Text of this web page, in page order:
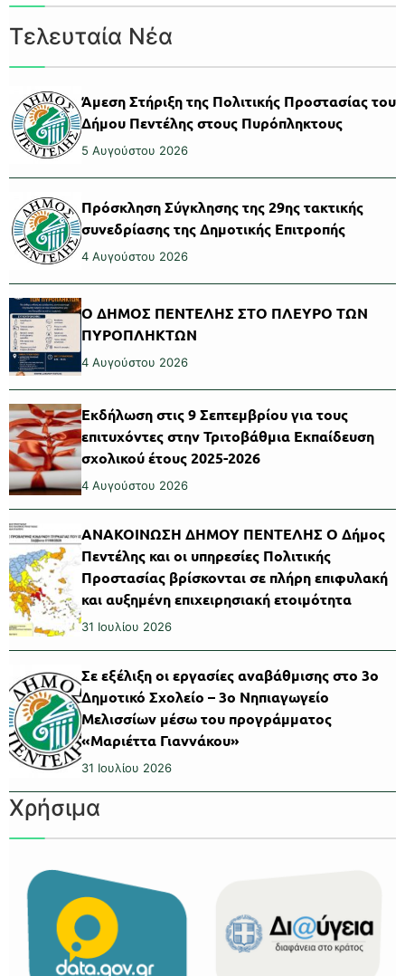
Τελευταία Νέα
Άμεση Στήριξη της Πολιτικής Προστασίας του
Δήμου Πεντέλης στους Πυρόπληκτους
5 Αυγούστου 2026
Πρόσκληση Σύγκλησης της 29ης τακτικής
συνεδρίασης της Δημοτικής Επιτροπής
4 Αυγούστου 2026
Ο ΔΗΜΟΣ ΠΕΝΤΕΛΗΣ ΣΤΟ ΠΛΕΥΡΟ ΤΩΝ
ΠΥΡΟΠΛΗΚΤΩΝ
4 Αυγούστου 2026
Εκδήλωση στις 9 Σεπτεμβρίου για τους
επιτυχόντες στην Τριτοβάθμια Εκπαίδευση
σχολικού έτους 2025-2026
4 Αυγούστου 2026
ΑΝΑΚΟΙΝΩΣΗ ΔΗΜΟΥ ΠΕΝΤΕΛΗΣ Ο Δήμος
Πεντέλης και οι υπηρεσίες Πολιτικής
Προστασίας βρίσκονται σε πλήρη επιφυλακή
και αυξημένη επιχειρησιακή ετοιμότητα
31 Ιουλίου 2026
Σε εξέλιξη οι εργασίες αναβάθμισης στο 3ο
Δημοτικό Σχολείο – 3ο Νηπιαγωγείο
Μελισσίων μέσω του προγράμματος
«Μαριέττα Γιαννάκου»
31 Ιουλίου 2026
Χρήσιμα